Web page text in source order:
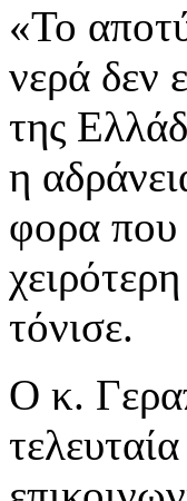
«Το
νερά δεν
της
η
φορα που
τόνισε.
Ο κ.